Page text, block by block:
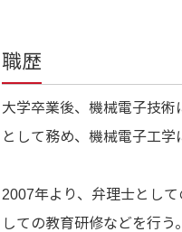
職歴
大学卒業後、機械電子技
として務め、機械電子工学
2007年より、弁理士とし
しての教育研修などを行